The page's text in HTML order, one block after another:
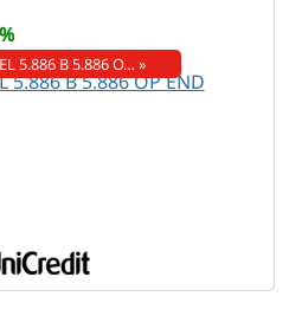
5.886 B 5.886 O… »